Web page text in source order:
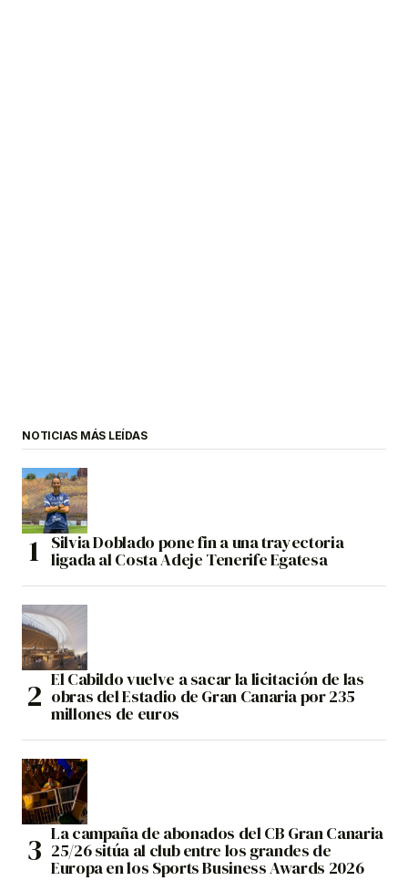
NOTICIAS MÁS LEÍDAS
Silvia Doblado pone fin a una trayectoria
ligada al Costa Adeje Tenerife Egatesa
El Cabildo vuelve a sacar la licitación de las
obras del Estadio de Gran Canaria por 235
millones de euros
La campaña de abonados del CB Gran Canaria
25/26 sitúa al club entre los grandes de
Europa en los Sports Business Awards 2026